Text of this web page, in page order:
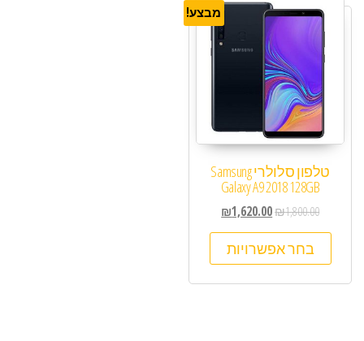
מבצע!
טלפון סלולרי Samsung
Galaxy A9 2018 128GB
₪1,800.00
₪1,620.00
בחר אפשרויות